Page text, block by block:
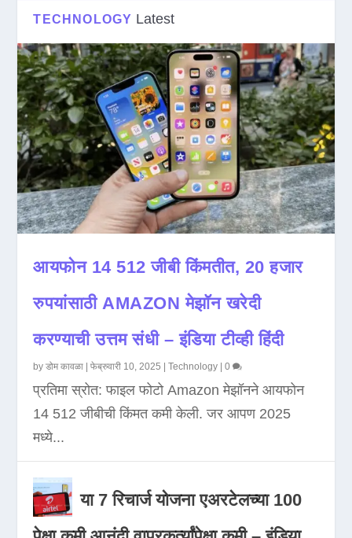
TECHNOLOGY Latest
आयफोन 14 512 जीबी किंमतीत, 20 हजार
रुपयांसाठी AMAZON मेझॉन खरेदी
करण्याची उत्तम संधी – इंडिया टीव्ही हिंदी
byडोम कावळा |फेब्रुवारी 10, 2025 |Technology |0
प्रतिमा स्रोत: फाइल फोटो Amazon मेझॉनने आयफोन
14 512 जीबीची किंमत कमी केली. जर आपण 2025
मध्ये...
या 7 रिचार्ज योजना एअरटेलच्या 100